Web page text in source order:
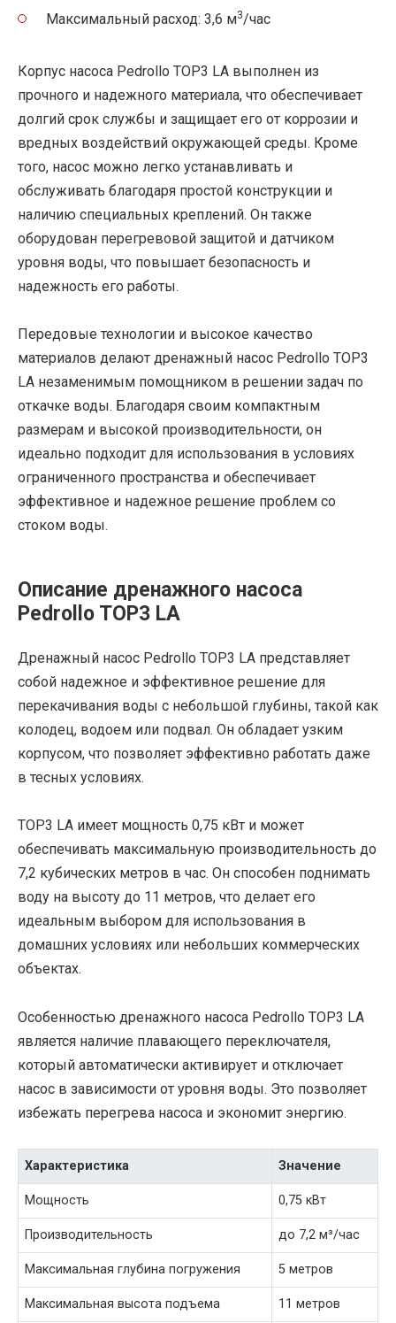
Максимальный расход: 3,6 м3/час
Корпус насоса Pedrollo TOP3 LA выполнен из
прочного и надежного материала, что обеспечивает
долгий срок службы и защищает его от коррозии и
вредных воздействий окружающей среды. Кроме
того, насос можно легко устанавливать и
обслуживать благодаря простой конструкции и
наличию специальных креплений. Он также
оборудован перегревовой защитой и датчиком
уровня воды, что повышает безопасность и
надежность его работы.
Передовые технологии и высокое качество
материалов делают дренажный насос Pedrollo TOP3
LA незаменимым помощником в решении задач по
откачке воды. Благодаря своим компактным
размерам и высокой производительности, он
идеально подходит для использования в условиях
ограниченного пространства и обеспечивает
эффективное и надежное решение проблем со
стоком воды.
Описание дренажного насоса
Pedrollo TOP3 LA
Дренажный насос Pedrollo TOP3 LA представляет
собой надежное и эффективное решение для
перекачивания воды с небольшой глубины, такой как
колодец, водоем или подвал. Он обладает узким
корпусом, что позволяет эффективно работать даже
в тесных условиях.
TOP3 LA имеет мощность 0,75 кВт и может
обеспечивать максимальную производительность до
7,2 кубических метров в час. Он способен поднимать
воду на высоту до 11 метров, что делает его
идеальным выбором для использования в
домашних условиях или небольших коммерческих
объектах.
Особенностью дренажного насоса Pedrollo TOP3 LA
является наличие плавающего переключателя,
который автоматически активирует и отключает
насос в зависимости от уровня воды. Это позволяет
избежать перегрева насоса и экономит энергию.
Характеристика Значение
Мощность 0,75 кВт
Производительность до 7,2 м³/час
Максимальная глубина погружения 5 метров
Максимальная высота подъема 11 метров